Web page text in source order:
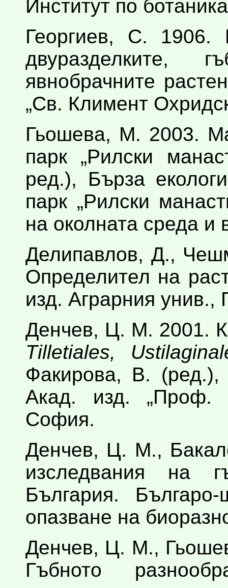
Институт по
Георгиев, С. 1906.
двуразделките,
явнобрачните
„Св. Климент
Гьошева, М. 2003.
парк „Рилски
ред.), Бърза
парк „Рилски
на околната среда
Делипавлов, Д.,
Определител на
изд. Аграрния унив.,
Денчев, Ц. М. 2001.
Tilletiales,
Факирова, В.
Акад. изд.
София.
Денчев, Ц. М.,
изследвания на
България.
опазване на
Денчев, Ц. М.,
Гъбното